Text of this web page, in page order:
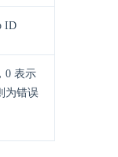
ID
0 表示
为错误